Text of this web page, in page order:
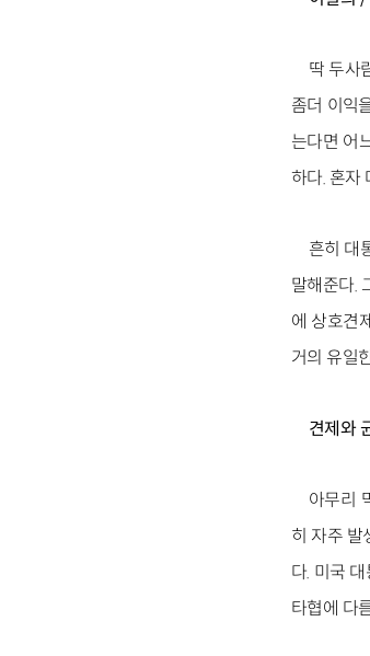
딱 두사
좀더 이익
는다면 어
하다. 혼자
흔히 대
말해준다.
에 상호견
거의 유일
견제와
아무리
히 자주 발
다. 미국
타협에 다